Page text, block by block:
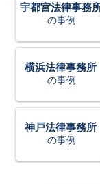
宇都宮法律事務
の事例
横浜法律事務所
の事例
神戸法律事務所
の事例